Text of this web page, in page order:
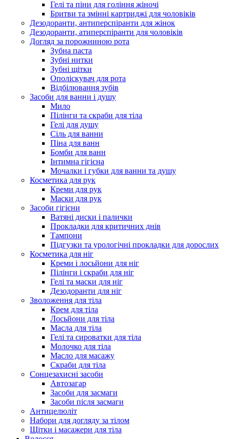
Гелі та піни для гоління жіночі
Бритви та змінні картриджі для чоловіків
Дезодоранти, антиперспіранти для жінок
Дезодоранти, атиперспіранти для чоловіків
Догляд за порожниною рота
Зубна паста
Зубні нитки
Зубні щітки
Ополіскувач для рота
Відбілювання зубів
Засоби для ванни і душу
Мило
Пілінги та скраби для тіла
Гелі для душу
Сіль для ванни
Піна для ванн
Бомби для ванн
Інтимна гігієна
Мочалки і губки для ванни та душу
Косметика для рук
Креми для рук
Маски для рук
Засоби гігієни
Ватяні диски і палички
Прокладки для критичних днів
Тампони
Підгузки та урологічні прокладки для дорослих
Косметика для ніг
Креми і лосьйони для ніг
Пілінги і скраби для ніг
Гелі та маски для ніг
Дезодоранти для ніг
Зволоження для тіла
Крем для тіла
Лосьйони для тіла
Масла для тіла
Гелі та сироватки для тіла
Молочко для тіла
Масло для масажу
Скраби для тіла
Сонцезахисні засоби
Автозагар
Засоби для засмаги
Засоби після засмаги
Антицелюліт
Набори для догляду за тілом
Щітки і масажери для тіла